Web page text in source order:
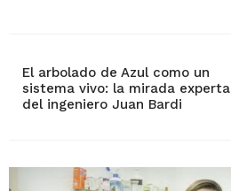
El arbolado de Azul como un
sistema vivo: la mirada experta
del ingeniero Juan Bardi